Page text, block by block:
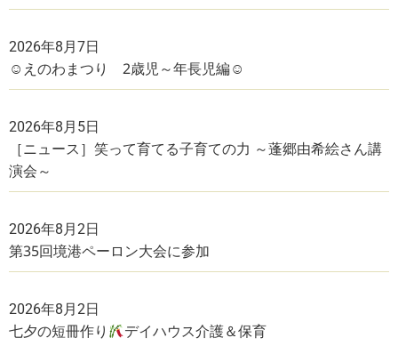
2026年8月7日
☺えのわまつり 2歳児～年長児編☺
2026年8月5日
［ニュース］笑って育てる子育ての力 ～蓬郷由希絵さん講
演会～
2026年8月2日
第35回境港ペーロン大会に参加
2026年8月2日
七夕の短冊作り デイハウス介護＆保育